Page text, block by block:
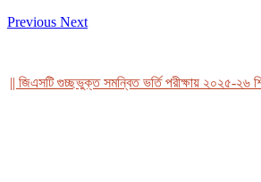
Previous Next
গুচ্ছভুক্ত সমন্বিত ভর্তি পরীক্ষায় ২০২৫-২৬